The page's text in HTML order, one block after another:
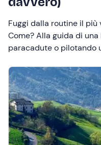
Fuggi dalla routine il
Come? Alla guida di
paracadute o pilotando